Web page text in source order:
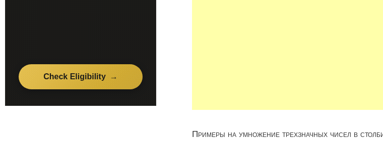
Примеры на умножение трехзначных чисел в